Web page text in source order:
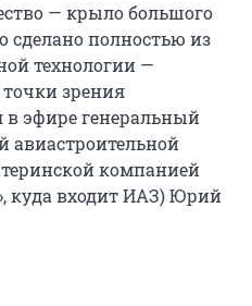
— крыло большого
сделано полностью из
технологии —
точки зрения
в эфире генеральный
авиастроительной
компанией
куда входит ИАЗ) Юрий